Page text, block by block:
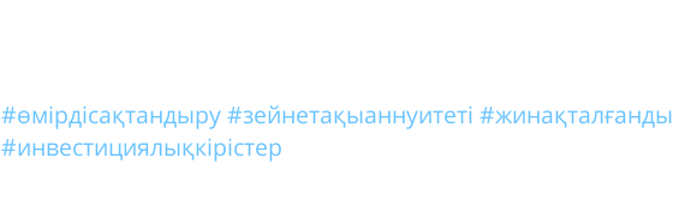
#өмірдісақтандыру#зейнетақыаннуитеті #жинақталғанды
#инвестициялықкірістер